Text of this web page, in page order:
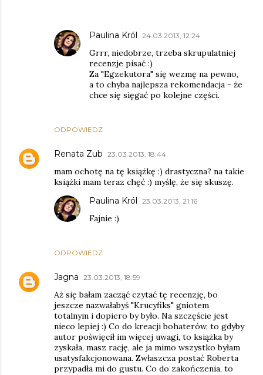
ODPOWIEDZ
Paulina Król 24.03.2013, 12:24
Grrr, niedobrze, trzeba skrupulatniej
recenzje pisać :)
Za "Egzekutora" się wezmę na pewno,
a to chyba najlepsza rekomendacja - że
chce się sięgać po kolejne części.
Renata Zub 23.03.2013, 18:44
mam ochotę na tę książkę :) drastyczna? na takie
książki mam teraz chęć :) myślę, że się skuszę.
ODPOWIEDZ
Paulina Król 23.03.2013, 21:16
Fajnie :)
Jagna 23.03.2013, 18:59
Aż się bałam zacząć czytać tę recenzję, bo
jeszcze nazwałabyś "Krucyfiks" gniotem
totalnym i dopiero by było. Na szczęście jest
nieco lepiej :) Co do kreacji bohaterów, to gdyby
autor poświęcił im więcej uwagi, to książka by
zyskała, masz rację, ale ja mimo wszystko byłam
usatysfakcjonowana. Zwłaszcza postać Roberta
przypadła mi do gustu. Co do zakończenia, to